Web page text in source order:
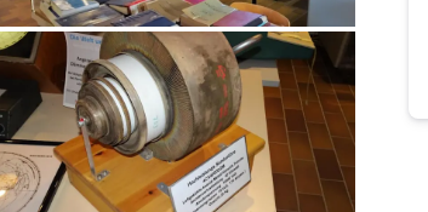
Bild melden
von Jörn